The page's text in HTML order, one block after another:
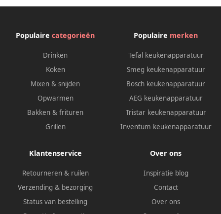
Populaire categorieën
Drinken
Koken
Mixen & snijden
Opwarmen
Bakken & frituren
Grillen
Populaire merken
Tefal keukenapparatuur
Smeg keukenapparatuur
Bosch keukenapparatuur
AEG keukenapparatuur
Tristar keukenapparatuur
Inventum keukenapparatuur
Klantenservice
Retourneren & ruilen
Verzending & bezorging
Status van bestelling
Over ons
Inspiratie blog
Contact
Over ons